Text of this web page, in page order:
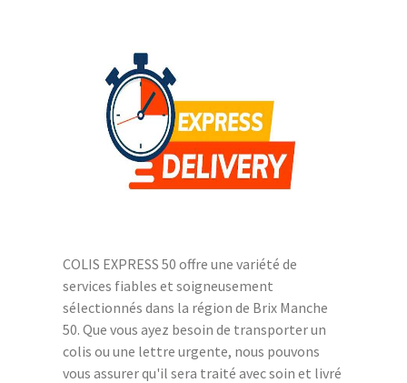
COLIS EXPRESS 50 offre une variété de
services fiables et soigneusement
sélectionnés dans la région de Brix Manche
50. Que vous ayez besoin de transporter un
colis ou une lettre urgente, nous pouvons
vous assurer qu'il sera traité avec soin et livré